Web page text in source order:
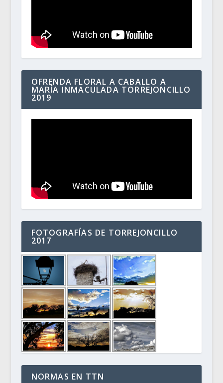
OFRENDA FLORAL A CABALLO A
MARÍA INMACULADA TORREJONCILLO
2019
FOTOGRAFÍAS DE TORREJONCILLO
2017
NORMAS EN TTN